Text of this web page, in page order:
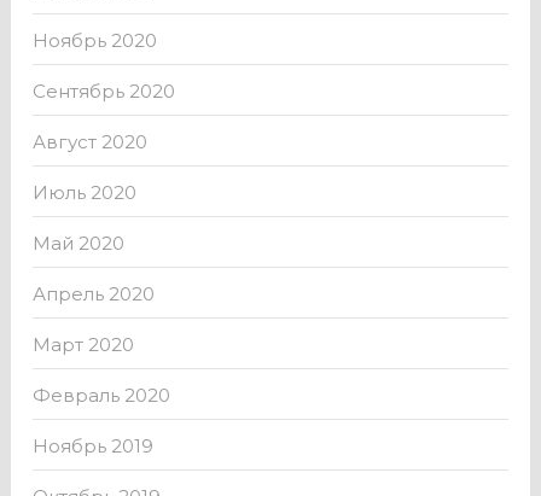
Ноябрь 2020
Сентябрь 2020
Август 2020
Июль 2020
Май 2020
Апрель 2020
Март 2020
Февраль 2020
Ноябрь 2019